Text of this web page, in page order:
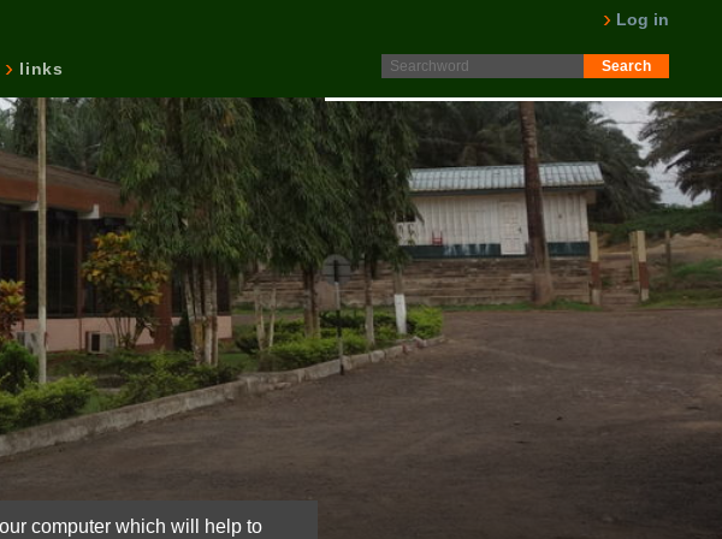
links
Log in
Intranett. Logg in. Minutes from AGM 2025 is now available
LES MER
computer which will help to